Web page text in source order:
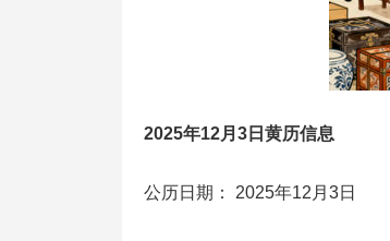
2025年12月3日黄历信息
公历日期： 2025年12月3日